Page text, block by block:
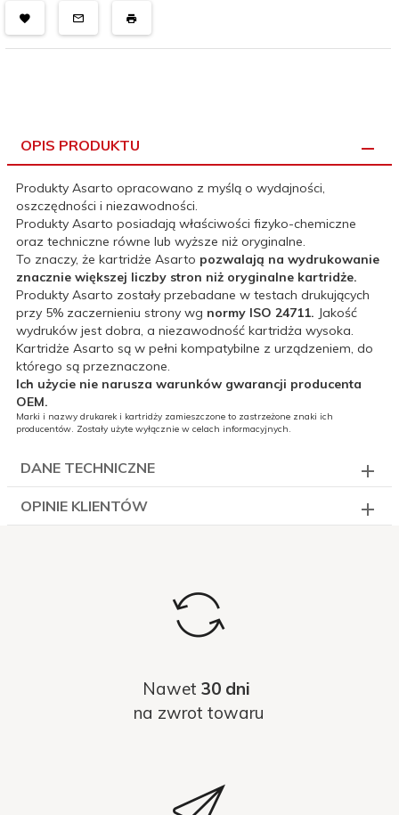
OPIS PRODUKTU
Produkty Asarto opracowano z myślą o wydajności,
oszczędności i niezawodności.
Produkty Asarto posiadają właściwości fizyko-chemiczne
oraz techniczne równe lub wyższe niż oryginalne.
To znaczy, że kartridże Asarto pozwalają na wydrukowanie
znacznie większej liczby stron niż oryginalne kartridże.
Produkty Asarto zostały przebadane w testach drukujących
przy 5% zaczernieniu strony wg normy ISO 24711. Jakość
wydruków jest dobra, a niezawodność kartridża wysoka.
Kartridże Asarto są w pełni kompatybilne z urządzeniem, do
którego są przeznaczone.
Ich użycie nie narusza warunków gwarancji producenta
OEM.
Marki i nazwy drukarek i kartridży zamieszczone to zastrzeżone znaki ich
producentów. Zostały użyte wyłącznie w celach informacyjnych.
DANE TECHNICZNE
OPINIE KLIENTÓW
Nawet 30 dni
na zwrot towaru